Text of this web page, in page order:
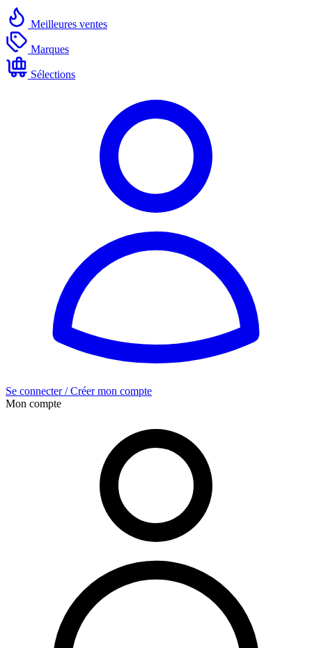
Meilleures ventes
Marques
Sélections
Se connecter / Créer mon compte
Mon compte